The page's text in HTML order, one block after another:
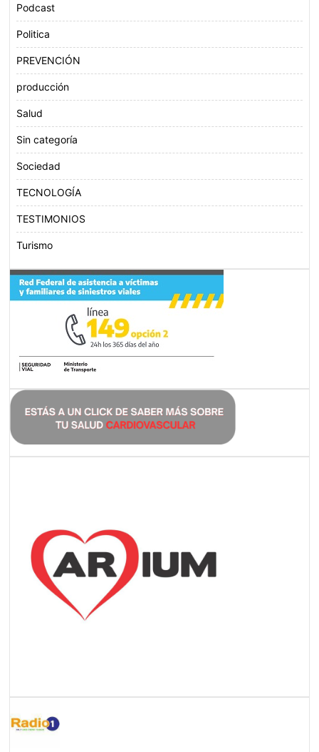
Podcast
Politica
PREVENCIÓN
producción
Salud
Sin categoría
Sociedad
TECNOLOGÍA
TESTIMONIOS
Turismo